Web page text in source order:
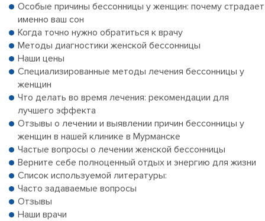
Особые причины бессонницы у женщин: почему страдает
именно ваш сон
Когда точно нужно обратиться к врачу
Методы диагностики женской бессонницы
Наши цены
Специализированные методы лечения бессонницы у
женщин
Что делать во время лечения: рекомендации для
лучшего эффекта
Отзывы о лечении и выявлении причин бессонницы у
женщин в нашей клинике в Мурманске
Частые вопросы о лечении женской бессонницы
Верните себе полноценный отдых и энергию для жизни
Список используемой литературы:
Часто задаваемые вопросы
Отзывы
Наши врачи